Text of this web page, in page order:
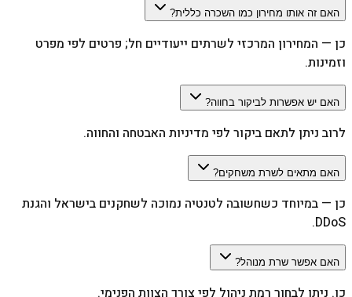
האם זה אותו מחירון כמו השכרה כללית?
כן — המחירון המרכזי לשרתים ייעודיים חל; פרטים לפי מפרט
וזמינות.
האם יש אפשרות לביקור בחווה?
לרוב ניתן לתאם ביקור לפי מדיניות האבטחה והחווה.
האם מתאים לשרת משחקים?
כן — במיוחד כשחשובה לטנטיה נמוכה לשחקנים בישראל והגנת
DDoS.
האם אפשר שרת מנוהל?
כן. ניתן לבחור רמת ניהול לפי צורך הצוות הפנימי.